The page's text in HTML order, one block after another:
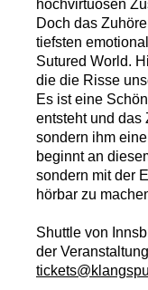
hochvirtuosen
Doch das
tiefsten
Sutured World.
die die Risse
Es ist eine
entsteht und das
sondern ihm
beginnt an
sondern mit der
hörbar zu
Shuttle von
der